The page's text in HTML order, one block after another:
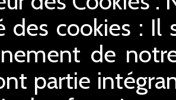
des cookies : Il
de
partie